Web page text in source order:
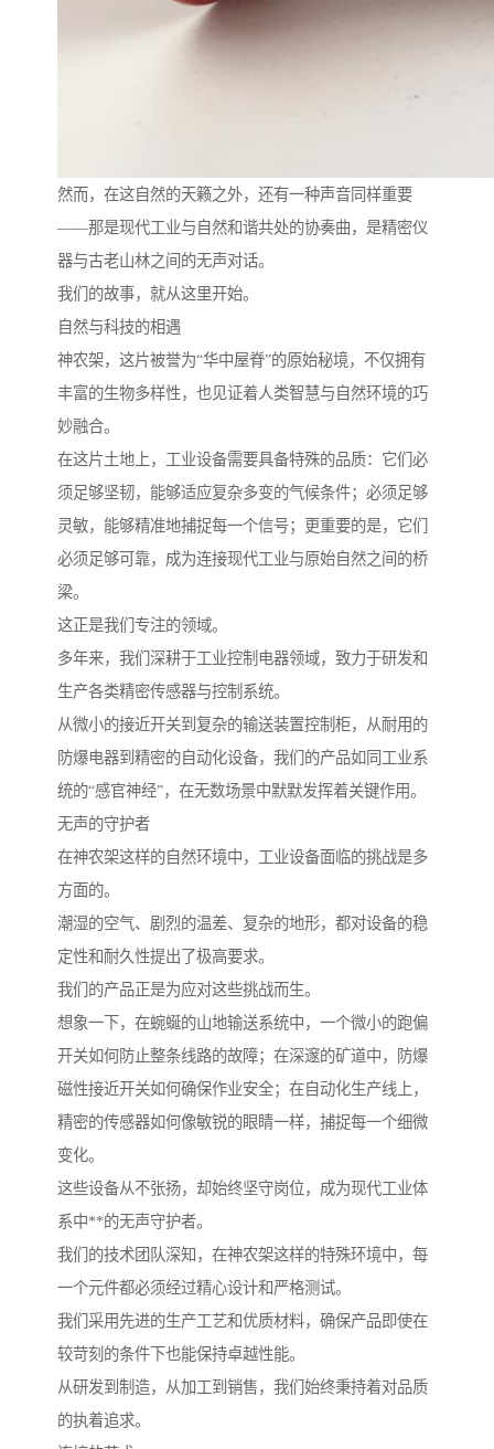
然而，在这自然的天籁之外，还有一种声音同样重要
——那是现代工业与自然和谐共处的协奏曲，是精密仪
器与古老山林之间的无声对话。
我们的故事，就从这里开始。
自然与科技的相遇
神农架，这片被誉为“华中屋脊”的原始秘境，不仅拥有
丰富的生物多样性，也见证着人类智慧与自然环境的巧
妙融合。
在这片土地上，工业设备需要具备特殊的品质：它们必
须足够坚韧，能够适应复杂多变的气候条件；必须足够
灵敏，能够精准地捕捉每一个信号；更重要的是，它们
必须足够可靠，成为连接现代工业与原始自然之间的桥
梁。
这正是我们专注的领域。
多年来，我们深耕于工业控制电器领域，致力于研发和
生产各类精密传感器与控制系统。
从微小的接近开关到复杂的输送装置控制柜，从耐用的
防爆电器到精密的自动化设备，我们的产品如同工业系
统的“感官神经”，在无数场景中默默发挥着关键作用。
无声的守护者
在神农架这样的自然环境中，工业设备面临的挑战是多
方面的。
潮湿的空气、剧烈的温差、复杂的地形，都对设备的稳
定性和耐久性提出了极高要求。
我们的产品正是为应对这些挑战而生。
想象一下，在蜿蜒的山地输送系统中，一个微小的跑偏
开关如何防止整条线路的故障；在深邃的矿道中，防爆
磁性接近开关如何确保作业安全；在自动化生产线上，
精密的传感器如何像敏锐的眼睛一样，捕捉每一个细微
变化。
这些设备从不张扬，却始终坚守岗位，成为现代工业体
系中**的无声守护者。
我们的技术团队深知，在神农架这样的特殊环境中，每
一个元件都必须经过精心设计和严格测试。
我们采用先进的生产工艺和优质材料，确保产品即使在
较苛刻的条件下也能保持卓越性能。
从研发到制造，从加工到销售，我们始终秉持着对品质
的执着追求。